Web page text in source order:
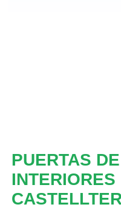
PUERTAS
INTERIORES